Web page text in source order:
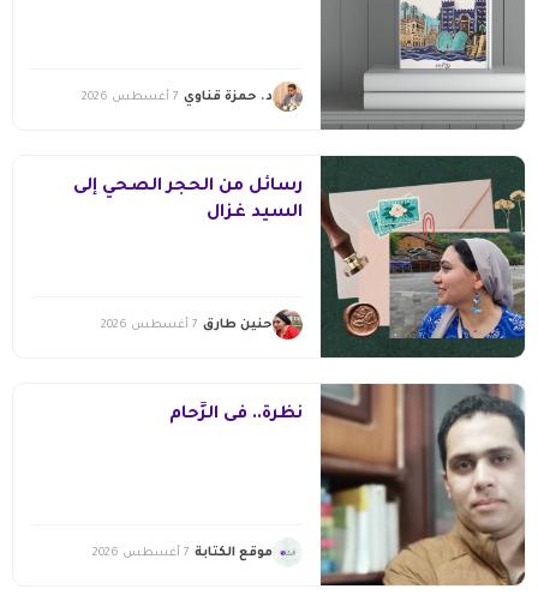
د. حمزة قناوي 7 أغسطس 2026
رسائل من الحجر الصحي إلى
السيد غزال
حنين طارق 7 أغسطس 2026
نظرة.. فى الزِّحام
موقع الكتابة 7 أغسطس 2026